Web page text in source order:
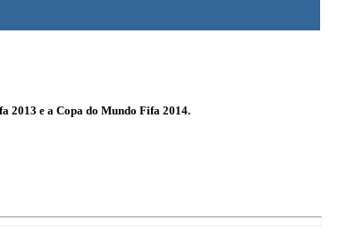
2013 e a Copa do Mundo Fifa 2014.